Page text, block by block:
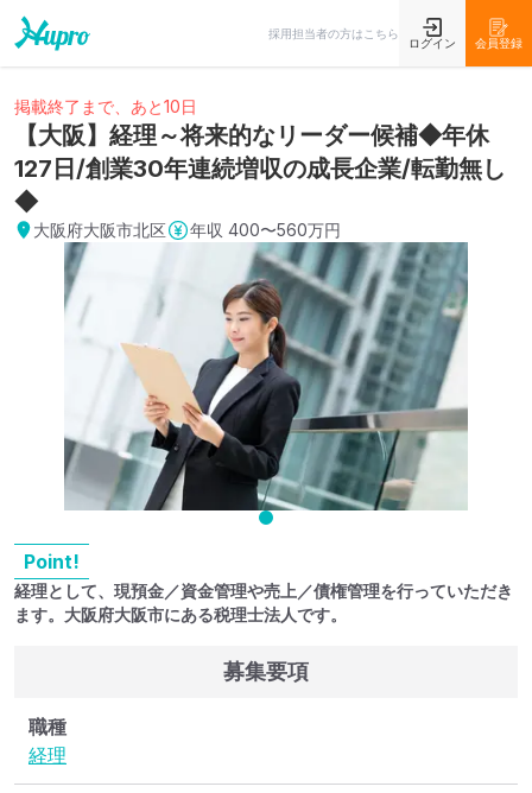
採用担当者の方はこちら
ログイン 会員登録
掲載終了まで、あと10日
【大阪】経理～将来的なリーダー候補◆年休
127日/創業30年連続増収の成長企業/転勤無し
◆
大阪府大阪市北区 年収 400〜560万円
Point!
経理として、現預金／資金管理や売上／債権管理を行っていただき
ます。大阪府大阪市にある税理士法人です。
募集要項
職種
経理